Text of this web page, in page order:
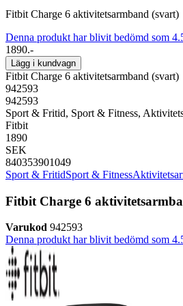
Fitbit Charge 6 aktivitetsarmband (svart)
Denna produkt har blivit bedömd som
1890.-
Lägg i kundvagn
Fitbit Charge 6 aktivitetsarmband (svart)
942593
942593
Sport & Fritid, Sport & Fitness,
Fitbit
1890
SEK
840353901049
Sport & FritidSport & Fitness
Fitbit Charge 6
Varukod 942593
Denna produkt har blivit bedömd som